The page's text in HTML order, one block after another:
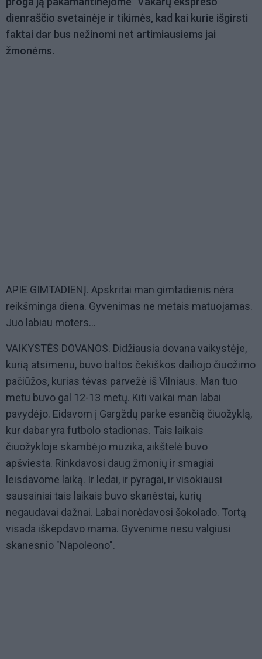
dienraščio svetainėje ir tikimės, kad kai kurie išgirsti
faktai dar bus nežinomi net artimiausiems jai
žmonėms.
APIE GIMTADIENĮ. Apskritai man gimtadienis nėra
reikšminga diena. Gyvenimas ne metais matuojamas.
Juo labiau moters...
VAIKYSTĖS DOVANOS. Didžiausia dovana vaikystėje,
kurią atsimenu, buvo baltos čekiškos dailiojo čiuožimo
pačiūžos, kurias tėvas parvežė iš Vilniaus. Man tuo
metu buvo gal 12-13 metų. Kiti vaikai man labai
pavydėjo. Eidavom į Gargždų parke esančią čiuožyklą,
kur dabar yra futbolo stadionas. Tais laikais
čiuožykloje skambėjo muzika, aikštelė buvo
apšviesta. Rinkdavosi daug žmonių ir smagiai
leisdavome laiką. Ir ledai, ir pyragai, ir visokiausi
sausainiai tais laikais buvo skanėstai, kurių
negaudavai dažnai. Labai norėdavosi šokolado. Tortą
visada iškepdavo mama. Gyvenime nesu valgiusi
skanesnio "Napoleono".